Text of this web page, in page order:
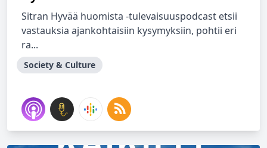
Sitran Hyvää huomista -tulevaisuuspodcast etsii
vastauksia ajankohtaisiin kysymyksiin, pohtii eri
ra...
Society & Culture